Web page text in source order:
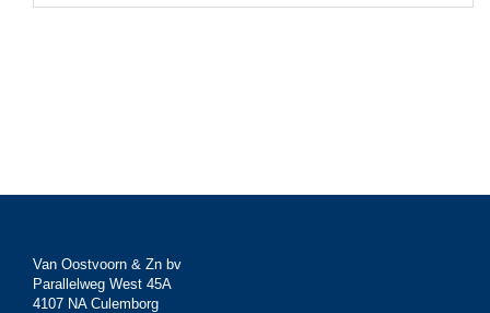
Van Oostvoorn & Zn bv
Parallelweg West 45A
4107 NA Culemborg